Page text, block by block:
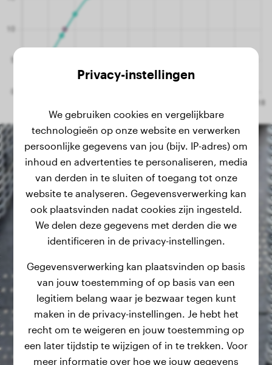
Privacy-instellingen
We gebruiken cookies en vergelijkbare
technologieën op onze website en verwerken
persoonlijke gegevens van jou (bijv. IP-adres) om
inhoud en advertenties te personaliseren, media
van derden in te sluiten of toegang tot onze
website te analyseren. Gegevensverwerking kan
ook plaatsvinden nadat cookies zijn ingesteld.
We delen deze gegevens met derden die we
identificeren in de privacy-instellingen.
Gegevensverwerking kan plaatsvinden op basis
van jouw toestemming of op basis van een
legitiem belang waar je bezwaar tegen kunt
maken in de privacy-instellingen. Je hebt het
recht om te weigeren en jouw toestemming op
een later tijdstip te wijzigen of in te trekken. Voor
meer informatie over hoe we jouw gegevens